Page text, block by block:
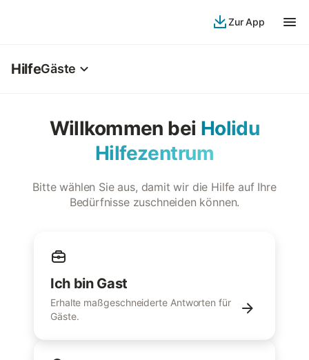
Zur App
HilfeGäste
Willkommen bei Holidu
Hilfezentrum
Bitte wählen Sie aus, damit wir die Hilfe auf Ihre
Bedürfnisse zuschneiden können.
Ich bin Gast
Erhalte maßgeschneiderte Antworten für
Gäste.